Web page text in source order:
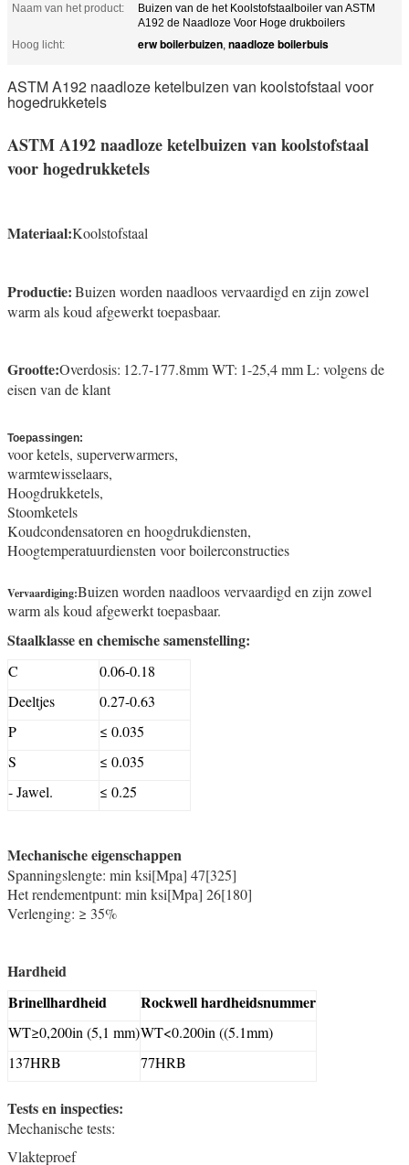
Naam van het product:
Buizen van de het Koolstofstaalboiler van ASTM
A192 de Naadloze Voor Hoge drukboilers
Hoog licht:
erw boilerbuizen, naadloze boilerbuis
ASTM A192 naadloze ketelbuizen van koolstofstaal voor
hogedrukketels
ASTM A192 naadloze ketelbuizen van koolstofstaal
voor hogedrukketels
Materiaal:Koolstofstaal
Productie:Buizen worden naadloos vervaardigd en zijn zowel
warm als koud afgewerkt toepasbaar.
Grootte:Overdosis: 12.7-177.8mm WT: 1-25,4 mm L: volgens de
eisen van de klant
Toepassingen:
voor ketels, superverwarmers,
warmtewisselaars,
Hoogdrukketels,
Stoomketels
Koudcondensatoren en hoogdrukdiensten,
Hoogtemperatuurdiensten voor boilerconstructies
Vervaardiging:Buizen worden naadloos vervaardigd en zijn zowel
warm als koud afgewerkt toepasbaar.
Staalklasse en chemische samenstelling:
C
0.06-0.18
Deeltjes
0.27-0.63
P
≤ 0.035
S
≤ 0.035
- Jawel.
≤ 0.25
Mechanische eigenschappen
Spanningslengte: min ksi[Mpa] 47[325]
Het rendementpunt: min ksi[Mpa] 26[180]
Verlenging: ≥ 35%
Hardheid
Brinellhardheid
Rockwell hardheidsnummer
WT≥0,200in (5,1 mm)WT<0.200in ((5.1mm)
137HRB
77HRB
Tests en inspecties:
Mechanische tests:
Vlakteproef